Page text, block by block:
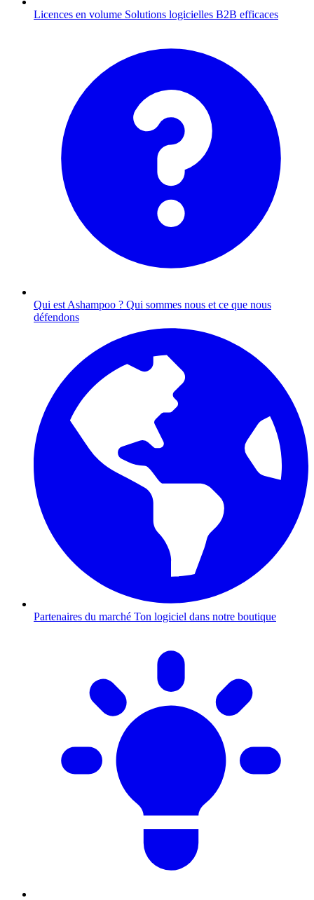
Licences en volume Solutions logicielles B2B efficaces
Qui est Ashampoo ? Qui sommes nous et ce que nous
défendons
Partenaires du marché Ton logiciel dans notre boutique